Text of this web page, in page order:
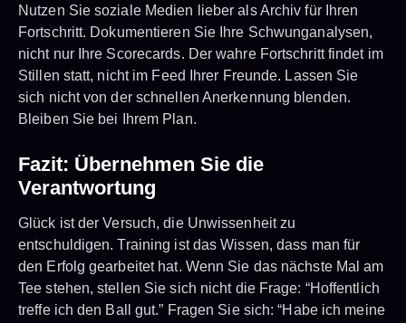
Nutzen Sie soziale Medien lieber als Archiv für Ihren
Fortschritt. Dokumentieren Sie Ihre Schwunganalysen,
nicht nur Ihre Scorecards. Der wahre Fortschritt findet im
Stillen statt, nicht im Feed Ihrer Freunde. Lassen Sie
sich nicht von der schnellen Anerkennung blenden.
Bleiben Sie bei Ihrem Plan.
Fazit: Übernehmen Sie die
Verantwortung
Glück ist der Versuch, die Unwissenheit zu
entschuldigen. Training ist das Wissen, dass man für
den Erfolg gearbeitet hat. Wenn Sie das nächste Mal am
Tee stehen, stellen Sie sich nicht die Frage: “Hoffentlich
treffe ich den Ball gut.” Fragen Sie sich: “Habe ich meine